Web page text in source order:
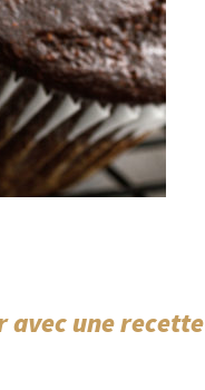
avec une recette